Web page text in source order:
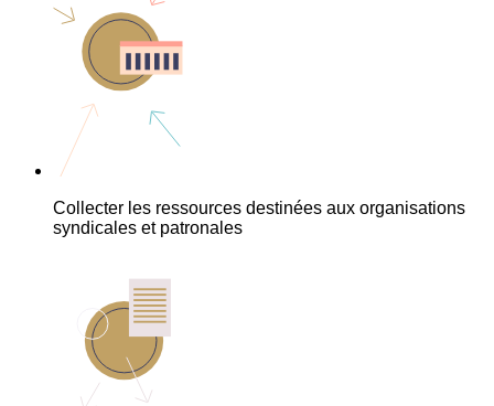
Collecter les ressources destinées aux organisations
syndicales et patronales